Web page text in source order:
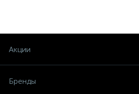
Акции
Бренды